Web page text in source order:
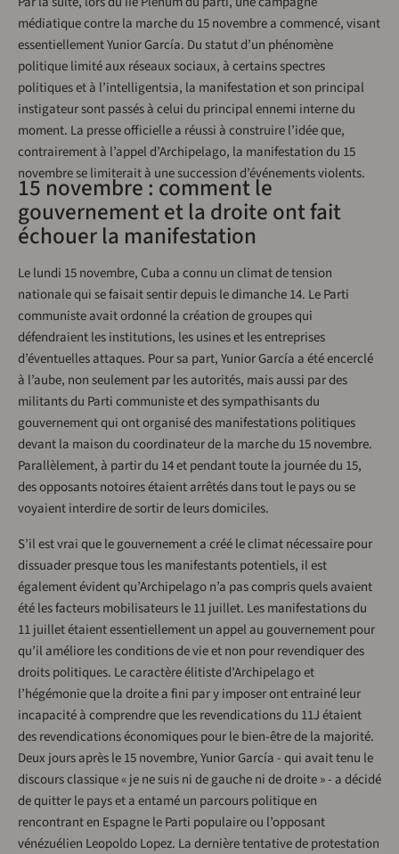
médiatique contre la marche du 15 novembre a commencé, visant
essentiellement Yunior García. Du statut d’un phénomène
politique limité aux réseaux sociaux, à certains spectres
politiques et à l’intelligentsia, la manifestation et son principal
instigateur sont passés à celui du principal ennemi interne du
moment. La presse officielle a réussi à construire l’idée que,
contrairement à l’appel d’Archipelago, la manifestation du 15
novembre se limiterait à une succession d’événements violents.
15 novembre : comment le
gouvernement et la droite ont fait
échouer la manifestation
Le lundi 15 novembre, Cuba a connu un climat de tension
nationale qui se faisait sentir depuis le dimanche 14. Le Parti
communiste avait ordonné la création de groupes qui
défendraient les institutions, les usines et les entreprises
d’éventuelles attaques. Pour sa part, Yunior García a été encerclé
à l’aube, non seulement par les autorités, mais aussi par des
militants du Parti communiste et des sympathisants du
gouvernement qui ont organisé des manifestations politiques
devant la maison du coordinateur de la marche du 15 novembre.
Parallèlement, à partir du 14 et pendant toute la journée du 15,
des opposants notoires étaient arrêtés dans tout le pays ou se
voyaient interdire de sortir de leurs domiciles.
S’il est vrai que le gouvernement a créé le climat nécessaire pour
dissuader presque tous les manifestants potentiels, il est
également évident qu’Archipelago n’a pas compris quels avaient
été les facteurs mobilisateurs le 11 juillet. Les manifestations du
11 juillet étaient essentiellement un appel au gouvernement pour
qu’il améliore les conditions de vie et non pour revendiquer des
droits politiques. Le caractère élitiste d’Archipelago et
l’hégémonie que la droite a fini par y imposer ont entrainé leur
incapacité à comprendre que les revendications du 11J étaient
des revendications économiques pour le bien-être de la majorité.
Deux jours après le 15 novembre, Yunior García - qui avait tenu le
discours classique « je ne suis ni de gauche ni de droite » - a décidé
de quitter le pays et a entamé un parcours politique en
rencontrant en Espagne le Parti populaire ou l’opposant
vénézuélien Leopoldo Lopez. La dernière tentative de protestation